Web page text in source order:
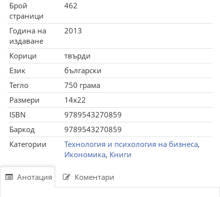
Брой
страници
462
Година на
издаване
2013
Корици
твърди
Език
български
Тегло
750 грама
Размери
14x22
ISBN
9789543270859
Баркод
9789543270859
Категории
Технология и психология на бизнеса,
Икономика, Книги
Анотация Коментари